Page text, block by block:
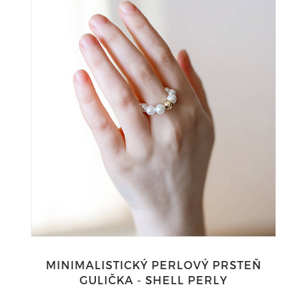
MINIMALISTICKÝ PERLOVÝ PRSTEŇ
GULIČKA - SHELL PERLY